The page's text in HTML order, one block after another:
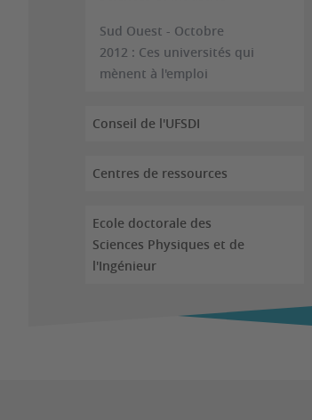
Sud Ouest - Octobre
2012 : Ces universités qui
mènent à l'emploi
Conseil de l'UFSDI
Centres de ressources
Ecole doctorale des
Sciences Physiques et de
l'Ingénieur